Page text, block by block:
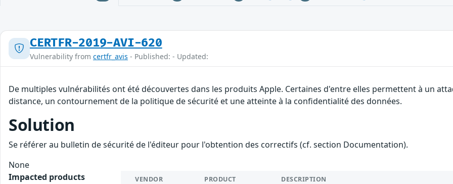
CERTFR-2019-AVI-620
Vulnerability from certfr_avis - Published: - Updated:
De multiples vulnérabilités ont été découvertes dans les produits Apple. Certaines d'entre elles permettent à un
distance, un contournement de la politique de sécurité et une atteinte à la confidentialité des données.
Solution
Se référer au bulletin de sécurité de l'éditeur pour l'obtention des correctifs (cf. section Documentation).
None
Impacted products
VENDOR PRODUCT DESCRIPTION